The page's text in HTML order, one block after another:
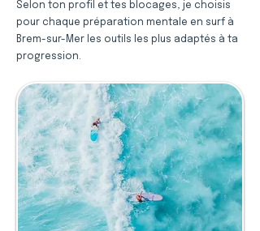
Selon ton profil et tes blocages, je choisis
pour chaque préparation mentale en surf à
Brem-sur-Mer les outils les plus adaptés à ta
progression.